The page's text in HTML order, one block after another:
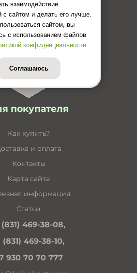
несущие конструкции
по монтажу лотков
(Прайс-лист)
покупателя
Как купить?
и оплата
Контакты
Карта сайта
информация
Статьи
(831) 469-38-08,
(831) 469-38-10,
930 70 70 777
взаимодействие
с сайтом и делать его лучше.
сайтом, вы
с использованием файлов
конфиденциальности.
Соглашаюсь